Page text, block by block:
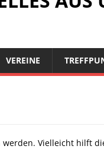
VEREINE
Vielleicht hilft